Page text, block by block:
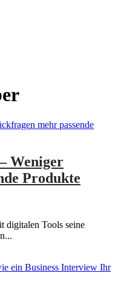
Weniger
Produkte
digitalen Tools seine